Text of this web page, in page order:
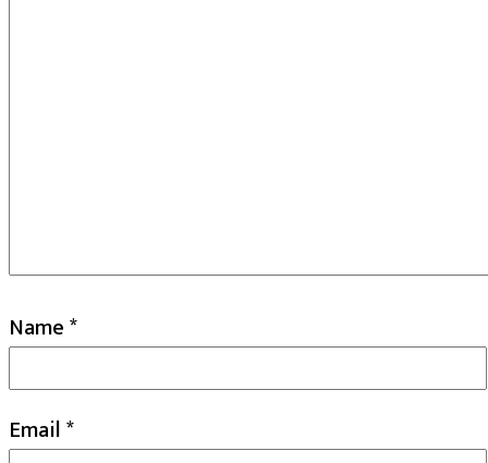
Name*
Email*